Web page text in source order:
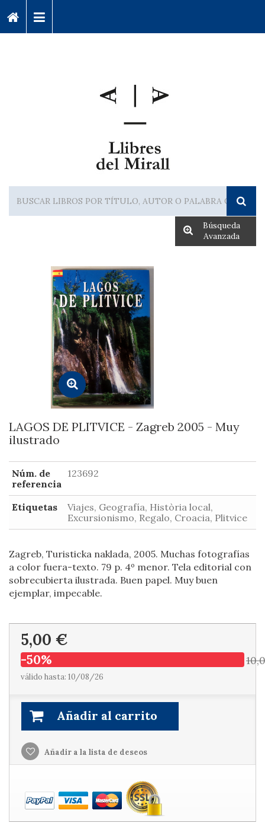
Búsqueda
Avanzada
LAGOS DE PLITVICE - Zagreb 2005 - Muy
ilustrado
Núm. de
referencia
123692
Etiquetas
Viajes, Geografía, Història local,
Excursionismo, Regalo, Croacia, Plitvice
Zagreb, Turisticka naklada, 2005. Muchas fotografías
a color fuera-texto. 79 p. 4º menor. Tela editorial con
sobrecubierta ilustrada. Buen papel. Muy buen
ejemplar, impecable.
5,00 €
-50%
válido hasta: 10/08/26
Añadir al carrito
Añadir a la lista de deseos